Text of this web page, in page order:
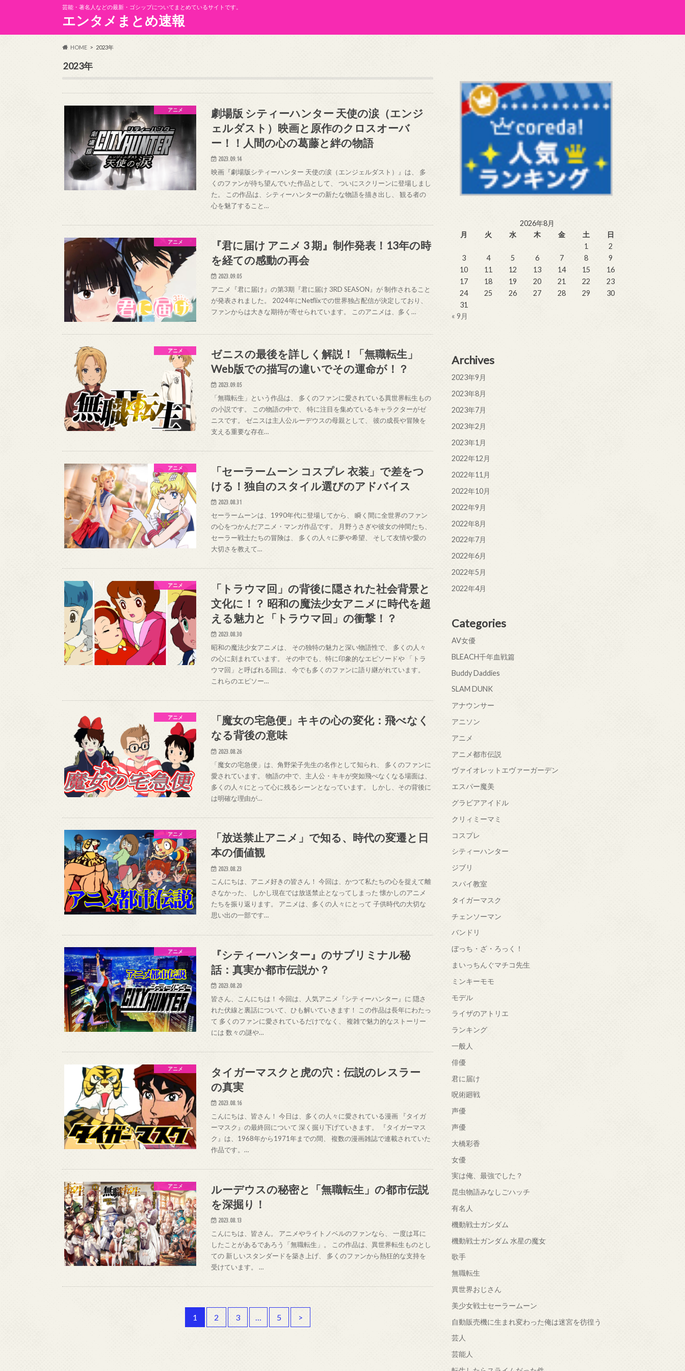
芸能・著名人などの最新・ゴシップについてまとめているサイトです。
エンタメまとめ速報
HOME 2023年
2023年
アニメ
劇場版 シティーハンター 天使の涙（エンジ
ェルダスト）映画と原作のクロスオーバ
ー！！人間の心の葛藤と絆の物語
2023.09.14
映画『劇場版シティーハンター 天使の涙（エンジェルダスト）』は、 多
くのファンが待ち望んでいた作品として、 ついにスクリーンに登場しまし
た。 この作品は、シティーハンターの新たな物語を描き出し、 観る者の
心を魅了すること…
アニメ
『君に届け アニメ 3 期』制作発表！13年の時
を経ての感動の再会
2023.09.05
アニメ『君に届け』の第3期『君に届け 3RD SEASON』が 制作されること
が発表されました。 2024年にNetflixでの世界独占配信が決定しており、
ファンからは大きな期待が寄せられています。 このアニメは、多く…
アニメ
ゼニスの最後を詳しく解説！「無職転生」
Web版での描写の違いでその運命が！？
2023.09.05
「無職転生」という作品は、 多くのファンに愛されている異世界転生もの
の小説です。 この物語の中で、 特に注目を集めているキャラクターがゼ
ニスです。 ゼニスは主人公ルーデウスの母親として、 彼の成長や冒険を
支える重要な存在…
アニメ
「セーラームーン コスプレ 衣装」で差をつ
ける！独自のスタイル選びのアドバイス
2023.08.31
セーラームーンは、1990年代に登場してから、 瞬く間に全世界のファン
の心をつかんだアニメ・マンガ作品です。 月野うさぎや彼女の仲間たち、
セーラー戦士たちの冒険は、 多くの人々に夢や希望、 そして友情や愛の
大切さを教えて…
アニメ
「トラウマ回」の背後に隠された社会背景と
文化に！？ 昭和の魔法少女アニメに時代を超
える魅力と「トラウマ回」の衝撃！？
2023.08.30
昭和の魔法少女アニメは、 その独特の魅力と深い物語性で、 多くの人々
の心に刻まれています。 その中でも、特に印象的なエピソードや 「トラ
ウマ回」と呼ばれる回は、 今でも多くのファンに語り継がれています。
これらのエピソー…
アニメ
「魔女の宅急便」キキの心の変化：飛べなく
なる背後の意味
2023.08.26
「魔女の宅急便」は、角野栄子先生の名作として知られ、 多くのファンに
愛されています。 物語の中で、主人公・キキが突如飛べなくなる場面は、
多くの人々にとって心に残るシーンとなっています。 しかし、その背後に
は明確な理由が…
アニメ
「放送禁止アニメ」で知る、時代の変遷と日
本の価値観
2023.08.23
こんにちは、アニメ好きの皆さん！ 今回は、かつて私たちの心を捉えて離
さなかった、 しかし現在では放送禁止となってしまった 懐かしのアニメ
たちを振り返ります。 アニメは、多くの人々にとって 子供時代の大切な
思い出の一部です…
アニメ
『シティーハンター』のサブリミナル秘
話：真実か都市伝説か？
2023.08.20
皆さん、こんにちは！ 今回は、人気アニメ『シティーハンター』に 隠さ
れた伏線と裏話について、ひも解いていきます！ この作品は長年にわたっ
て 多くのファンに愛されているだけでなく、 複雑で魅力的なストーリー
には 数々の謎や…
アニメ
タイガーマスクと虎の穴：伝説のレスラー
の真実
2023.08.16
こんにちは、皆さん！ 今日は、多くの人々に愛されている漫画 『タイガ
ーマスク』の最終回について 深く掘り下げていきます。 『タイガーマス
ク』は、1968年から1971年までの間、 複数の漫画雑誌で連載されていた
作品です。…
アニメ
ルーデウスの秘密と「無職転生」の都市伝説
を深掘り！
2023.08.13
こんにちは、皆さん。 アニメやライトノベルのファンなら、 一度は耳に
したことがあるであろう「無職転生」。 この作品は、異世界転生ものとし
ての 新しいスタンダードを築き上げ、 多くのファンから熱狂的な支持を
受けています。 …
1 2 3 … 5 >
2026年8月
月
火 水 木 金 土
日
1
2
3
4 5 6 7 8
9
10
11 12 13 14 15
16
17
18 19 20 21 22
23
24
25 26 27 28 29
30
31
« 9月
Archives
2023年9月
2023年8月
2023年7月
2023年2月
2023年1月
2022年12月
2022年11月
2022年10月
2022年9月
2022年8月
2022年7月
2022年6月
2022年5月
2022年4月
Categories
AV女優
BLEACH千年血戦篇
Buddy Daddies
SLAM DUNK
アナウンサー
アニソン
アニメ
アニメ都市伝説
ヴァイオレットエヴァーガーデン
エスパー魔美
グラビアアイドル
クリィミーマミ
コスプレ
シティーハンター
ジブリ
スパイ教室
タイガーマスク
チェンソーマン
バンドリ
ぼっち・ざ・ろっく！
まいっちんぐマチコ先生
ミンキーモモ
モデル
ライザのアトリエ
ランキング
一般人
俳優
君に届け
呪術廻戦
声優
声優
大橋彩香
女優
実は俺、最強でした？
昆虫物語みなしごハッチ
有名人
機動戦士ガンダム
機動戦士ガンダム 水星の魔女
歌手
無職転生
異世界おじさん
美少女戦士セーラームーン
自動販売機に生まれ変わった俺は迷宮を彷徨う
芸人
芸能人